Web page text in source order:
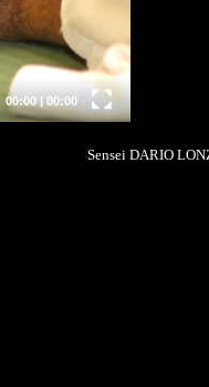
00:00|00:00
Sensei DARIO